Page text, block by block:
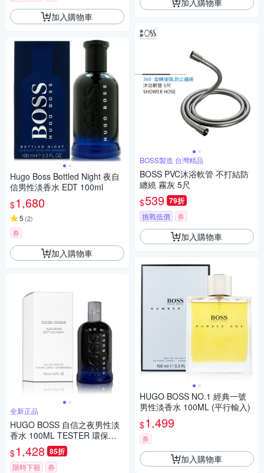
加入購物車
Hugo Boss Bottled Night 夜自
信男性淡香水 EDT 100ml
$1,680
5 (2)
券
加入購物車
全新正品
HUGO BOSS 自信之夜男性淡
香水 100ML TESTER 環保包
裝
$1,428 85折
限時下殺 券
BOSS製造 台灣精品
BOSS PVC沐浴軟管 不打結防
纏繞 霧灰 5尺
$539 79折
挑戰低價 券
加入購物車
HUGO BOSS NO.1 經典一號
男性淡香水 100ML (平行輸入)
$1,499
券
加入購物車